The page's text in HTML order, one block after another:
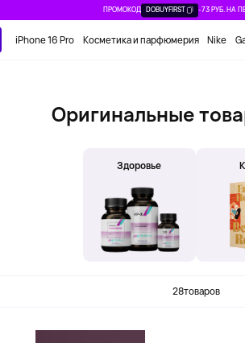
ПРОМОКОД DOBUYFIRST -73 РУБ. НА
iPhone 16 Pro Косметика и парфюмерия Nike
Оригинальные
Здоровье
28товаров